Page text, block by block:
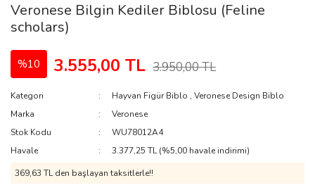
Veronese Bilgin Kediler Biblosu (Feline
scholars)
%10 3.555,00 TL 3.950,00 TL
Kategori Hayvan Figür Biblo ,Veronese Design Biblo
Marka
Veronese
Stok Kodu
WU78012A4
Havale
3.377,25 TL (%5,00 havale indirimi)
369,63 TL den başlayan taksitlerle!!